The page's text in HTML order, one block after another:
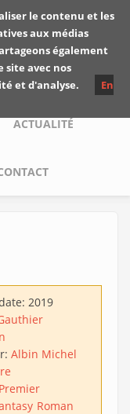
de
ACTUALITÉ
2019
Albin Michel
Premier
Roman
le contenu et les
aux médias
également
avec nos
et d'analyse.
En